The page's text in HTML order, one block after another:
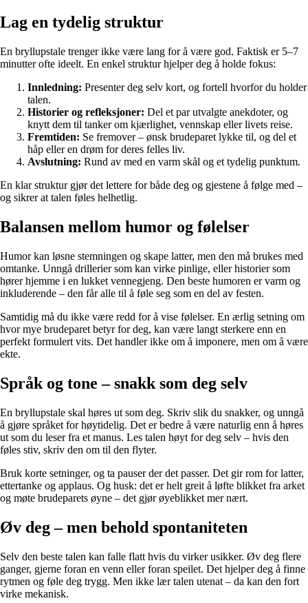
Lag en tydelig struktur
En bryllupstale trenger ikke være lang for å være god. Faktisk er 5–7
minutter ofte ideelt. En enkel struktur hjelper deg å holde fokus:
Innledning: Presenter deg selv kort, og fortell hvorfor du holder
talen.
Historier og refleksjoner: Del et par utvalgte anekdoter, og
knytt dem til tanker om kjærlighet, vennskap eller livets reise.
Fremtiden: Se fremover – ønsk brudeparet lykke til, og del et
håp eller en drøm for deres felles liv.
Avslutning: Rund av med en varm skål og et tydelig punktum.
En klar struktur gjør det lettere for både deg og gjestene å følge med –
og sikrer at talen føles helhetlig.
Balansen mellom humor og følelser
Humor kan løsne stemningen og skape latter, men den må brukes med
omtanke. Unngå drillerier som kan virke pinlige, eller historier som
hører hjemme i en lukket vennegjeng. Den beste humoren er varm og
inkluderende – den får alle til å føle seg som en del av festen.
Samtidig må du ikke være redd for å vise følelser. En ærlig setning om
hvor mye brudeparet betyr for deg, kan være langt sterkere enn en
perfekt formulert vits. Det handler ikke om å imponere, men om å være
ekte.
Språk og tone – snakk som deg selv
En bryllupstale skal høres ut som deg. Skriv slik du snakker, og unngå
å gjøre språket for høytidelig. Det er bedre å være naturlig enn å høres
ut som du leser fra et manus. Les talen høyt for deg selv – hvis den
føles stiv, skriv den om til den flyter.
Bruk korte setninger, og ta pauser der det passer. Det gir rom for latter,
ettertanke og applaus. Og husk: det er helt greit å løfte blikket fra arket
og møte brudeparets øyne – det gjør øyeblikket mer nært.
Øv deg – men behold spontaniteten
Selv den beste talen kan falle flatt hvis du virker usikker. Øv deg flere
ganger, gjerne foran en venn eller foran speilet. Det hjelper deg å finne
rytmen og føle deg trygg. Men ikke lær talen utenat – da kan den fort
virke mekanisk.